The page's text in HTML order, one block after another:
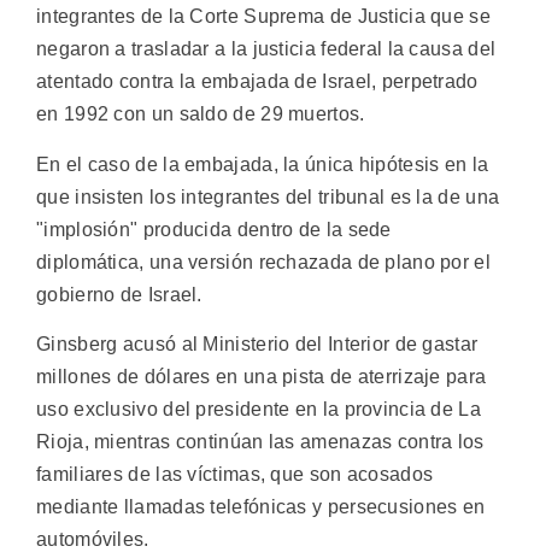
integrantes de la Corte Suprema de Justicia que se
negaron a trasladar a la justicia federal la causa del
atentado contra la embajada de Israel, perpetrado
en 1992 con un saldo de 29 muertos.
En el caso de la embajada, la única hipótesis en la
que insisten los integrantes del tribunal es la de una
"implosión" producida dentro de la sede
diplomática, una versión rechazada de plano por el
gobierno de Israel.
Ginsberg acusó al Ministerio del Interior de gastar
millones de dólares en una pista de aterrizaje para
uso exclusivo del presidente en la provincia de La
Rioja, mientras continúan las amenazas contra los
familiares de las víctimas, que son acosados
mediante llamadas telefónicas y persecusiones en
automóviles.